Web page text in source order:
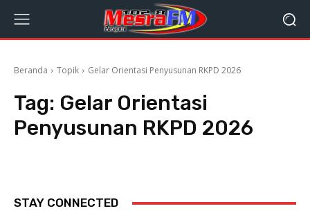
Beranda Topik Gelar Orientasi Penyusunan RKPD 2026
Tag: Gelar Orientasi
Penyusunan RKPD 2026
STAY CONNECTED